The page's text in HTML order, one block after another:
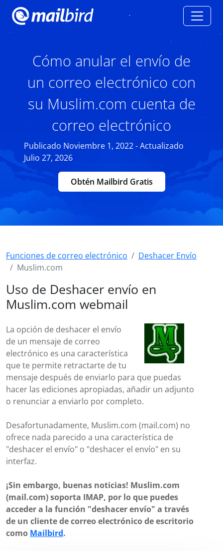
Cómo anular el envío de
un correo electrónico con
su Muslim.com cuenta de
correo electrónico
Publicado Noviembre 1, 2022 - Actualizado
Julio 27, 2026
Obtén Mailbird Gratis
Funciones de correo electrónico
Deshacer Envío
Muslim.com
Uso de Deshacer envío en
Muslim.com webmail
La opción de deshacer el envío
de un mensaje de correo
electrónico es una característica
que te permite retractarte de tu
mensaje después de enviarlo para que puedas
hacer las ediciones apropiadas, añadir un adjunto
o renunciar a enviarlo por completo.
Desafortunadamente, Muslim.com (mail.com) no
ofrece nada parecido a una característica de
"deshacer el envío" o "deshacer el envío" en su
interfaz.
¡Sin embargo, buenas noticias! Muslim.com
(mail.com) soporta IMAP, por lo que puedes
acceder a la función "deshacer envío" a través
de un cliente de correo electrónico de escritorio
como Mailbird.